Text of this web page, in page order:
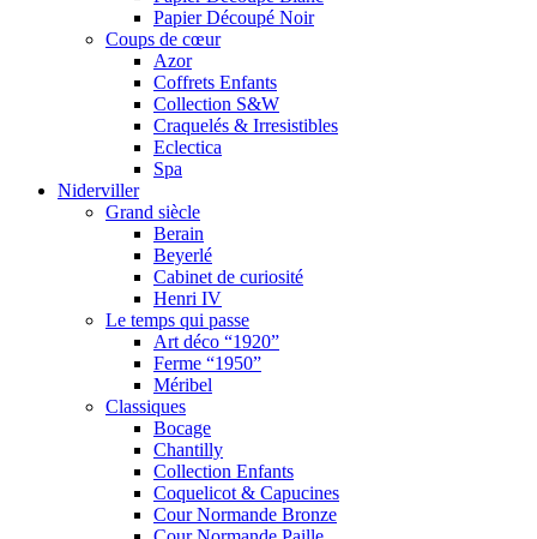
Papier Découpé Noir
Coups de cœur
Azor
Coffrets Enfants
Collection S&W
Craquelés & Irresistibles
Eclectica
Spa
Niderviller
Grand siècle
Berain
Beyerlé
Cabinet de curiosité
Henri IV
Le temps qui passe
Art déco “1920”
Ferme “1950”
Méribel
Classiques
Bocage
Chantilly
Collection Enfants
Coquelicot & Capucines
Cour Normande Bronze